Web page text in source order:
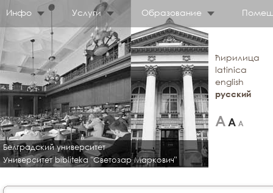
Инфо Услуги Образование
Белградский университет
Университет bibliteka "Светозар Маркович"
ћирилица
latinica
english
русский